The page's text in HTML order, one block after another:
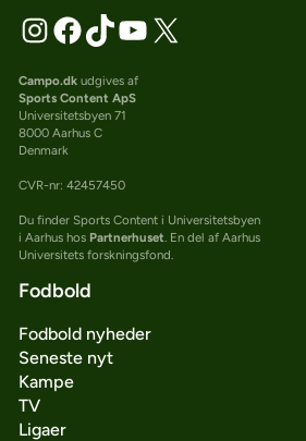
Campo.dkudgives af
Sports Content ApS
Universitetsbyen 71
8000 Aarhus C
Denmark
CVR-nr: 42457450
Du finder Sports Content i Universitetsbyen
i Aarhus hos Partnerhuset. En del af Aarhus
Universitets forskningsfond.
Fodbold
Fodbold nyheder
Seneste nyt
Kampe
TV
Ligaer